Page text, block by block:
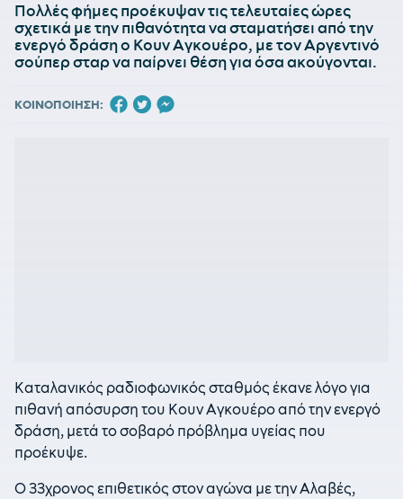
Πολλές φήμες προέκυψαν τις τελευταίες ώρες
σχετικά με την πιθανότητα να σταματήσει από την
ενεργό δράση ο Κουν Αγκουέρο, με τον Αργεντινό
σούπερ σταρ να παίρνει θέση για όσα ακούγονται.
ΚΟΙΝΟΠΟΙΗΣΗ:
Καταλανικός ραδιοφωνικός σταθμός έκανε λόγο για
πιθανή απόσυρση του Κουν Αγκουέρο από την ενεργό
δράση, μετά το σοβαρό πρόβλημα υγείας που
προέκυψε.
Ο 33χρονος επιθετικός στον αγώνα με την Αλαβές,